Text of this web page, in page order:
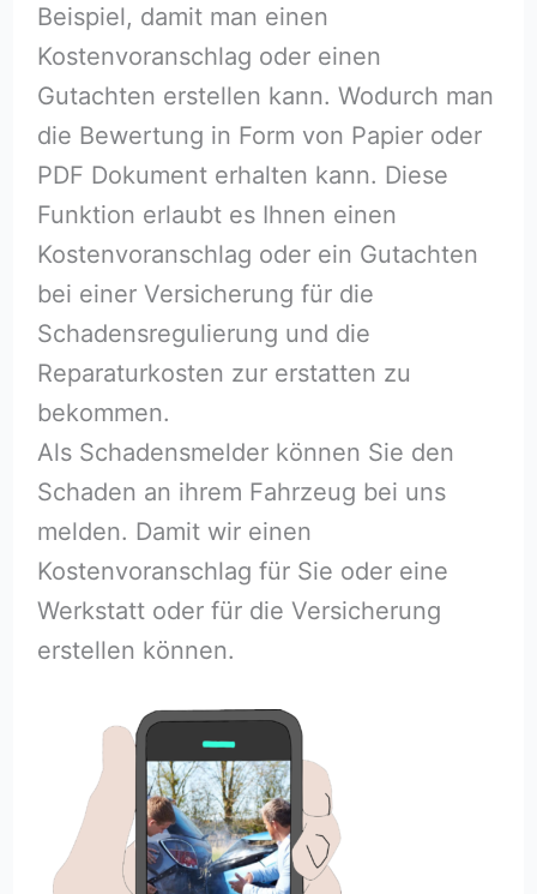
Beispiel, damit man einen
Kostenvoranschlag oder einen
Gutachten erstellen kann. Wodurch man
die Bewertung in Form von Papier oder
PDF Dokument erhalten kann. Diese
Funktion erlaubt es Ihnen einen
Kostenvoranschlag oder ein Gutachten
bei einer Versicherung für die
Schadensregulierung und die
Reparaturkosten zur erstatten zu
bekommen.
Als Schadensmelder können Sie den
Schaden an ihrem Fahrzeug bei uns
melden. Damit wir einen
Kostenvoranschlag für Sie oder eine
Werkstatt oder für die Versicherung
erstellen können.